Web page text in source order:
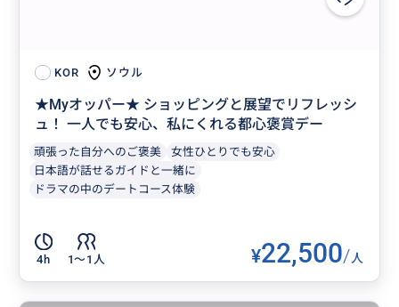
KOR ソウル
★Myオッパー★ ショッピングと展望でリフレッシ
ュ！ 一人でも安心、私にくれる都心褒賞デー
頑張った自分へのご褒美
女性ひとりでも安心
日本語が話せるガイドと一緒に
ドラマの中のデートコース体験
4h 1〜1人 ¥22,500/人